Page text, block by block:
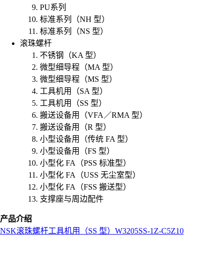
PU系列
标准系列（NH 型）
标准系列（NS 型）
滚珠螺杆
不锈钢（KA 型）
微型细导程（MA 型）
微型细导程（MS 型）
工具机用（SA 型）
工具机用（SS 型）
搬送设备用（VFA／RMA 型）
搬送设备用（R 型）
小型设备用（传统 FA 型）
小型设备用（FS 型）
小型化 FA（PSS 标准型）
小型化 FA（USS 无尘室型）
小型化 FA（FSS 搬送型）
支撑座与周边配件
产品介绍
NSK滚珠螺杆工具机用（SS 型） W3205SS-1Z-C5Z10